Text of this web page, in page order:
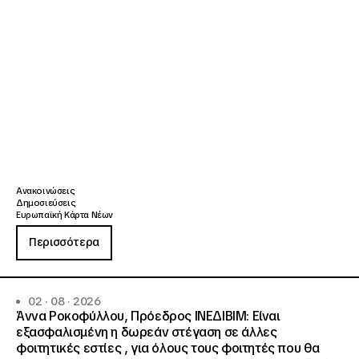
Ανακοινώσεις
Δημοσιεύσεις
Ευρωπαϊκή Κάρτα Νέων
Περισσότερα
02 · 08 · 2026
Άννα Ροκοφύλλου, Πρόεδρος ΙΝΕΔΙΒΙΜ: Είναι
εξασφαλισμένη η δωρεάν στέγαση σε άλλες
φοιτητικές εστίες , για όλους τους φοιτητές που θα